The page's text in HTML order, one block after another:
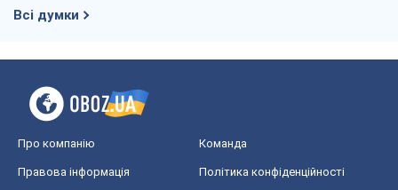
Всі думки
Про компанію Команда
Правова інформація Політика конфіденційності